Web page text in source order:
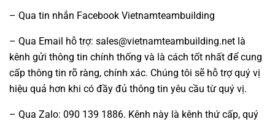
– Qua tin nhắn Facebook Vietnamteambuilding
– Qua Email hỗ trợ: sales@vietnamteambuilding.net là
kênh gửi thông tin chính thống và là cách tốt nhất để cung
cấp thông tin rõ ràng, chính xác. Chúng tôi sẽ hỗ trợ quý vị
hiệu quả hơn khi có đầy đủ thông tin yêu cầu từ quý vị.
– Qua Zalo: 090 139 1886. Kênh này là kênh thứ cấp, quý